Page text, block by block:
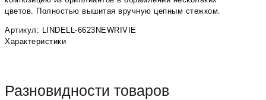
цветов. Полностью вышитая вручную цепным стежком.
Артикул: LINDELL-6623NEWRIVIE
Характеристики
Разновидности товаров